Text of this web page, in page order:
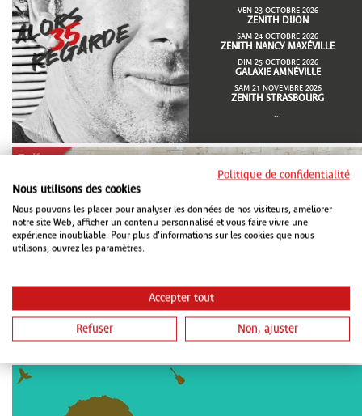
VEN 23 OCTOBRE 2026
ZENITH DIJON
SAM 24 OCTOBRE 2026
ZENITH NANCY MAXÉVILLE
DIM 25 OCTOBRE 2026
GALAXIE AMNÉVILLE
SAM 21 NOVEMBRE 2026
ZENITH STRASBOURG
ARENA REIMS
VEN 16 OCTOBRE 2026
GALAXIE AMNÉVILLE
LE MILLESIUM EPERNAY
Politique de confidentialité
Nous utilisons des cookies
Nous pouvons les placer pour analyser les données de nos visiteurs, améliorer
notre site Web, afficher un contenu personnalisé et vous faire vivre une
expérience inoubliable. Pour plus d'informations sur les cookies que nous
utilisons, ouvrez les paramètres.
Accepter tout
Refuser Non, ajuster